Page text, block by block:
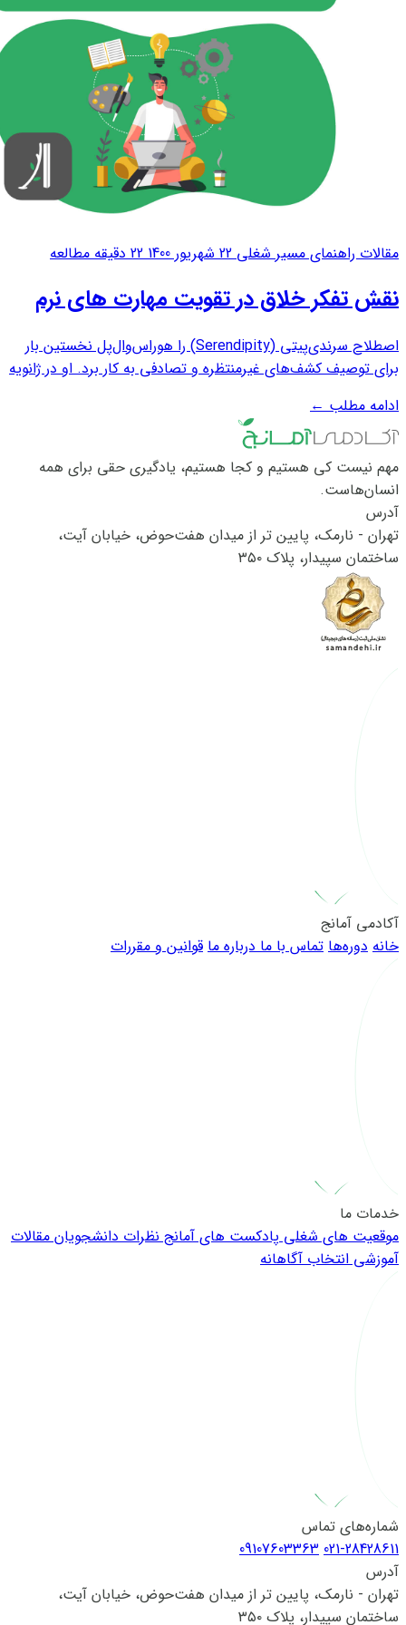
مقالات راهنمای مسیر شغلی 22 شهریور 1400 22 دقیقه مطالعه
نقش تفکر خلاق در تقویت مهارت های نرم
اصطلاح سرندی‌پیتی (Serendipity) را هوراس‌وال‌پل نخستین بار
برای توصیف کشف‌های غیرمنتظره و تصادفی به کار برد. او در ژانویه
شاهزاده از سرندی‌پیتی (نام قدیم سری‌لانکا) همیشه به طور کاملاً
تصادفی و...
ادامه مطلب←
مهم نیست کی هستیم و کجا هستیم، یادگیری حقی برای همه
انسان‌هاست.
آدرس
تهران - نارمک، پایین تر از میدان هفت‌حوض، خیابان آیت،
ساختمان سپیدار، پلاک ۳۵۰
آکادمی آمانج
خانه دوره‌ها تماس با مادرباره ما قوانین و مقررات
خدمات ما
موقعیت های شغلیپادکست های آمانجنظرات دانشجویانمقالات
آموزشیانتخاب آگاهانه
شماره‌های تماس
021-28428611
09107603363
آدرس
تهران - نارمک، پایین تر از میدان هفت‌حوض، خیابان آیت،
ساختمان سپیدار، پلاک ۳۵۰